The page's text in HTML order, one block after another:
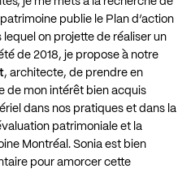
publie le Plan d’action
on projette de réaliser un
de 2018, je propose à notre
, architecte, de prendre en
de mon intérêt bien acquis
dans nos pratiques et dans la
patrimoniale et la
Montréal. Sonia est bien
pour amorcer cette